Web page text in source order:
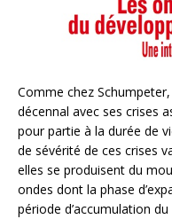
Comme chez
décennal avec ses crises
pour partie à la durée de
de sévérité de ces crises
elles se produisent du
ondes dont la phase
période d’accumulation